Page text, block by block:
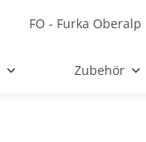
FO - Furka Oberalp
Zubehör